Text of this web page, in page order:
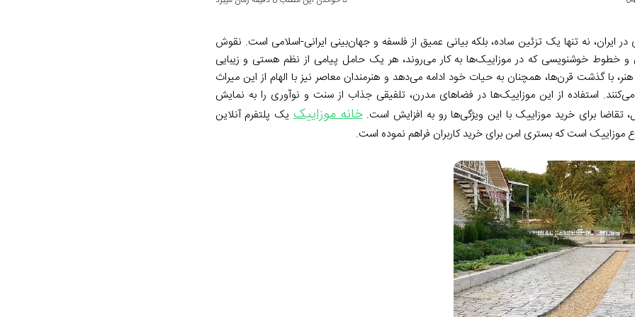
ایران، نه تنها یک تزئین ساده، بلکه بیانی عمیق از فلسفه و جهان‌بینی ایرانی-اسلامی است. نقوش
و خطوط خوشنویسی که در موزاییک‌ها به کار می‌روند، هر یک حامل پیامی از نظم هستی و زیبایی
با گذشت قرن‌ها، همچنان به حیات خود ادامه می‌دهد و هنرمندان معاصر نیز با الهام از این میراث
می‌کنند. استفاده از این موزاییک‌ها در فضاهای مدرن، تلفیقی جذاب از سنت و نوآوری را به نمایش
تقاضا برای خرید موزاییک با این ویژگی‌ها رو به افزایش است.خانه موزاییکیک پلتفرم آنلاین
است که بستری امن برای خرید کاربران فراهم نموده است.